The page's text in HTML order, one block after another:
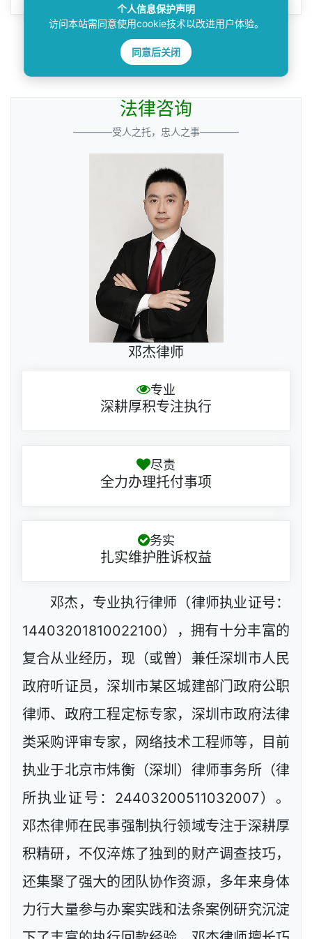
法律咨询
————受人之托，忠人之事————
邓杰律师
专业
深耕厚积专注执行
尽责
全力办理托付事项
务实
扎实维护胜诉权益
邓杰，专业执行律师（律师执业证号：
14403201810022100），拥有十分丰富的
复合从业经历，现（或曾）兼任深圳市人民
政府听证员，深圳市某区城建部门政府公职
律师、政府工程定标专家，深圳市政府法律
类采购评审专家，网络技术工程师等，目前
执业于北京市炜衡（深圳）律师事务所（律
所执业证号：24403200511032007）。
邓杰律师在民事强制执行领域专注于深耕厚
积精研，不仅淬炼了独到的财产调查技巧，
还集聚了强大的团队协作资源，多年来身体
力行大量参与办案实践和法条案例研究沉淀
个人信息保护声明
访问本站需同意使用cookie技术以改进用户体验。
同意后关闭